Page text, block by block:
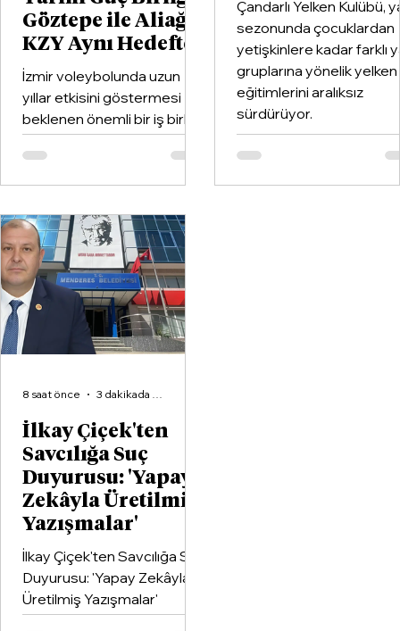
Göztepe ile Aliağa
KZY Aynı Hedefte
İzmir voleybolunda uzun
yıllar etkisini göstermesi
beklenen önemli bir iş birliği
hayata geçirildi. Kentin köklü
kulüplerinden Göztepe
Spor Kulübü ile İzmir'in en
organizasyonlarından
Aliağa KZY Spor Kulübü,
voleybol branşında güçlerini
birleştiren kapsamlı bir iş
birliği protokolüne imza attı.
Çandarlı Yelken Kulübü,
sezonunda çocuklardan
yetişkinlere kadar farklı
gruplarına yönelik yelken
eğitimlerini aralıksız
sürdürüyor.
İlkay Çiçek'ten
Savcılığa Suç
Duyurusu: 'Yapay
Zekâyla Üretilmiş
Yazışmalar'
İlkay Çiçek'ten Savcılığa Suç
Duyurusu: 'Yapay Zekâyla
Üretilmiş Yazışmalar'
8 saat önce 3 dakikada okunur